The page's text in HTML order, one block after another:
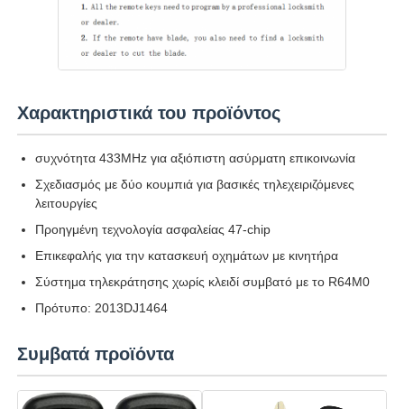
Σχετικά με εμάς
Γύρος εργοστασίων
Ποιοτικός έλεγχος
επαφή
Νέα
Όλες οι περιπτώσεις
Αυτόματα κλειδιά
Χαρακτηριστικά του προϊόντος
συχνότητα 433MHz για αξιόπιστη ασύρματη επικοινωνία
Σχεδιασμός με δύο κουμπιά για βασικές τηλεχειριζόμενες
λειτουργίες
Προηγμένη τεχνολογία ασφαλείας 47-chip
Επικεφαλής για την κατασκευή οχημάτων με κινητήρα
Σύστημα τηλεκράτησης χωρίς κλειδί συμβατό με το R64M0
Πρότυπο: 2013DJ1464
Συμβατά προϊόντα